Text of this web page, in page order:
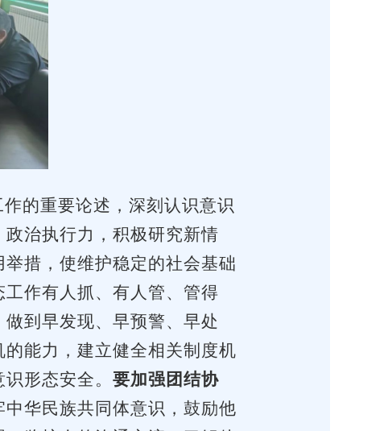
的重要论述，深刻认识意识
治执行力，积极研究新情
措，使维护稳定的社会基础
作有人抓、有人管、管得
到早发现、早预警、早处
能力，建立健全相关制度机
形态安全。 要加强团结协
华民族共同体意识，鼓励他